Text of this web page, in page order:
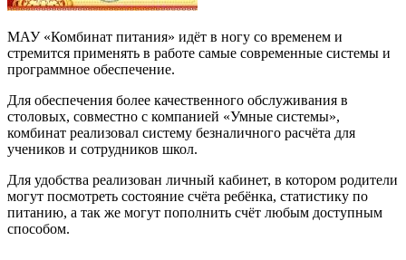
МАУ «Комбинат питания» идёт в ногу со временем и
стремится применять в работе самые современные системы и
программное обеспечение.
Для обеспечения более качественного обслуживания в
столовых, совместно с компанией «Умные системы»,
комбинат реализовал систему безналичного расчёта для
учеников и сотрудников школ.
Для удобства реализован личный кабинет, в котором родители
могут посмотреть состояние счёта ребёнка, статистику по
питанию, а так же могут пополнить счёт любым доступным
способом.